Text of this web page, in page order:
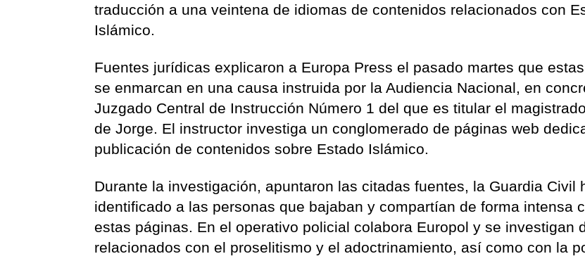
traducción a una veintena de idiomas de contenidos relacionados con
Islámico.
Fuentes jurídicas explicaron a Europa Press el pasado martes que
se enmarcan en una causa instruida por la Audiencia Nacional, en
Juzgado Central de Instrucción Número 1 del que es titular el
de Jorge. El instructor investiga un conglomerado de páginas web
publicación de contenidos sobre Estado Islámico.
Durante la investigación, apuntaron las citadas fuentes, la Guardia Civil
identificado a las personas que bajaban y compartían de forma intensa
estas páginas. En el operativo policial colabora Europol y se investigan
relacionados con el proselitismo y el adoctrinamiento, así como con la